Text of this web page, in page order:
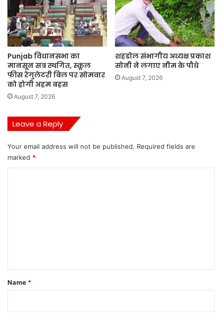
Punjab विधानसभा का
मानसून सत्र स्थगित, स्कूल
फीस रेगुलेटरी बिल पर सोमवार
को होगी अहम बहस
August 7, 2026
शहडोल संभागीय अध्यक्ष प्रकाश
सोनी ने लगाए नीम के पौधे
August 7, 2026
Leave a Reply
Your email address will not be published. Required fields are
marked *
*
Name *